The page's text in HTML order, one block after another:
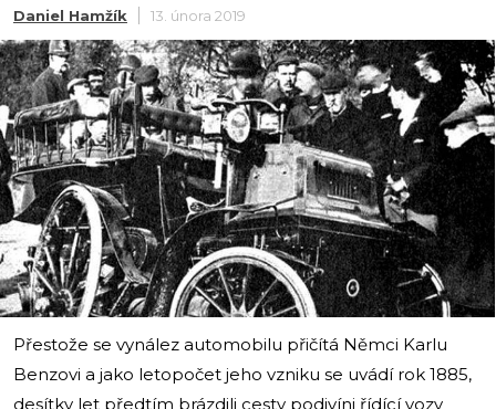
Daniel Hamžík 13. února 2019
Přestože se vynález automobilu přičítá Němci Karlu
Benzovi a jako letopočet jeho vzniku se uvádí rok 1885,
desítky let předtím brázdili cesty podivíni řídící vozy